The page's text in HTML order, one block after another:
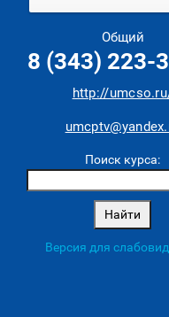
Общий
8 (343) 223-
http://
Поиск курса:
Версия для